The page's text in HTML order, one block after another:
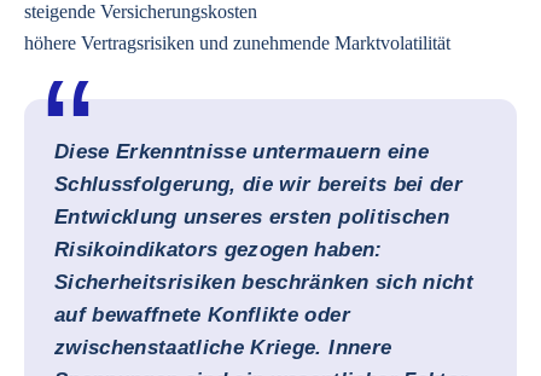
steigende Versicherungskosten
höhere Vertragsrisiken und zunehmende Marktvolatilität
Diese Erkenntnisse untermauern eine
Schlussfolgerung, die wir bereits bei der
Entwicklung unseres ersten politischen
Risikoindikators gezogen haben:
Sicherheitsrisiken beschränken sich nicht
auf bewaffnete Konflikte oder
zwischenstaatliche Kriege. Innere